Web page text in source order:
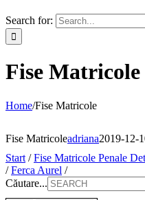
Search for:
Fise Matricole
Home/Fise Matricole
Fise Matricoleadriana2019-12-
Start /Fise Matricole Penale
/Ferca Aurel /
Căutare...